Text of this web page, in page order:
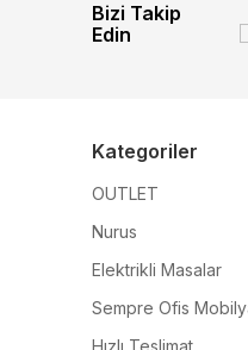
Bizi Takip
Edin
Kategoriler
OUTLET
Nurus
Elektrikli Masalar
Sempre Ofis